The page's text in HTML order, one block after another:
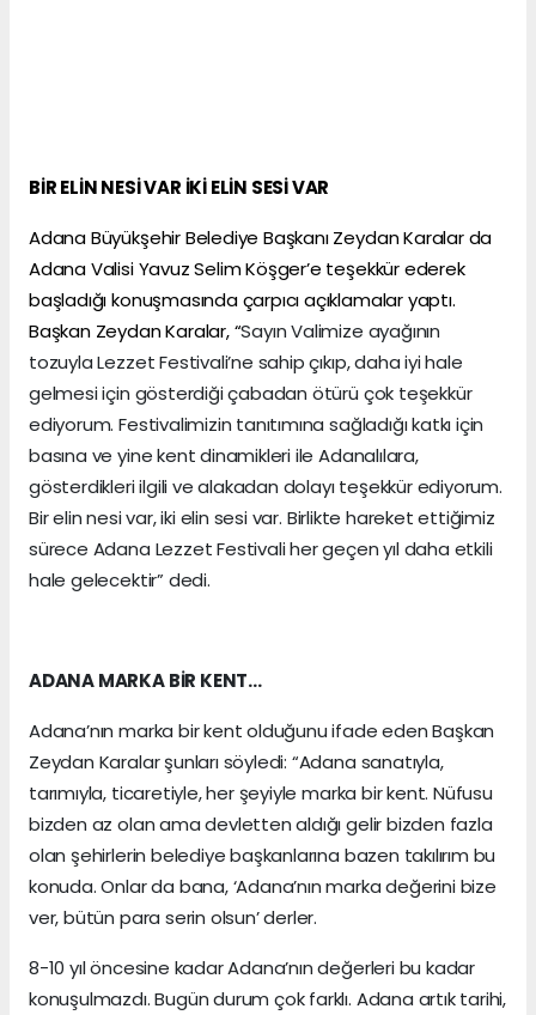
BİR ELİN NESİ VAR İKİ ELİN SESİ VAR
Adana Büyükşehir Belediye Başkanı Zeydan Karalar da
Adana Valisi Yavuz Selim Köşger’e teşekkür ederek
başladığı konuşmasında çarpıcı açıklamalar yaptı.
Başkan Zeydan Karalar, “Sayın Valimize ayağının
tozuyla Lezzet Festivali’ne sahip çıkıp, daha iyi hale
gelmesi için gösterdiği çabadan ötürü çok teşekkür
ediyorum. Festivalimizin tanıtımına sağladığı katkı için
basına ve yine kent dinamikleri ile Adanalılara,
gösterdikleri ilgili ve alakadan dolayı teşekkür ediyorum.
Bir elin nesi var, iki elin sesi var. Birlikte hareket ettiğimiz
sürece Adana Lezzet Festivali her geçen yıl daha etkili
hale gelecektir” dedi.
ADANA MARKA BİR KENT…
Adana’nın marka bir kent olduğunu ifade eden Başkan
Zeydan Karalar şunları söyledi: “Adana sanatıyla,
tarımıyla, ticaretiyle, her şeyiyle marka bir kent. Nüfusu
bizden az olan ama devletten aldığı gelir bizden fazla
olan şehirlerin belediye başkanlarına bazen takılırım bu
konuda. Onlar da bana, ‘Adana’nın marka değerini bize
ver, bütün para serin olsun’ derler.
8-10 yıl öncesine kadar Adana’nın değerleri bu kadar
konuşulmazdı. Bugün durum çok farklı. Adana artık tarihi,